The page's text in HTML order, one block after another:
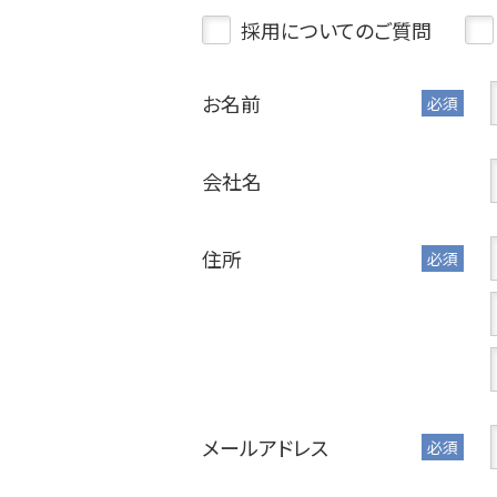
採用についてのご質問
お名前 必須
会社名
住所 必須
メールアドレス 必須